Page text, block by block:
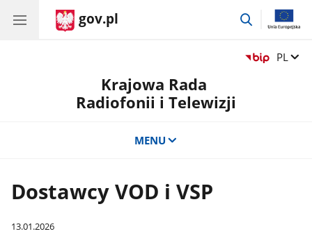
gov.pl
przejdź
Zmień
PL
Krajowa Rada
Radiofonii i Telewizji
MENU
Dostawcy VOD i VSP
13.01.2026